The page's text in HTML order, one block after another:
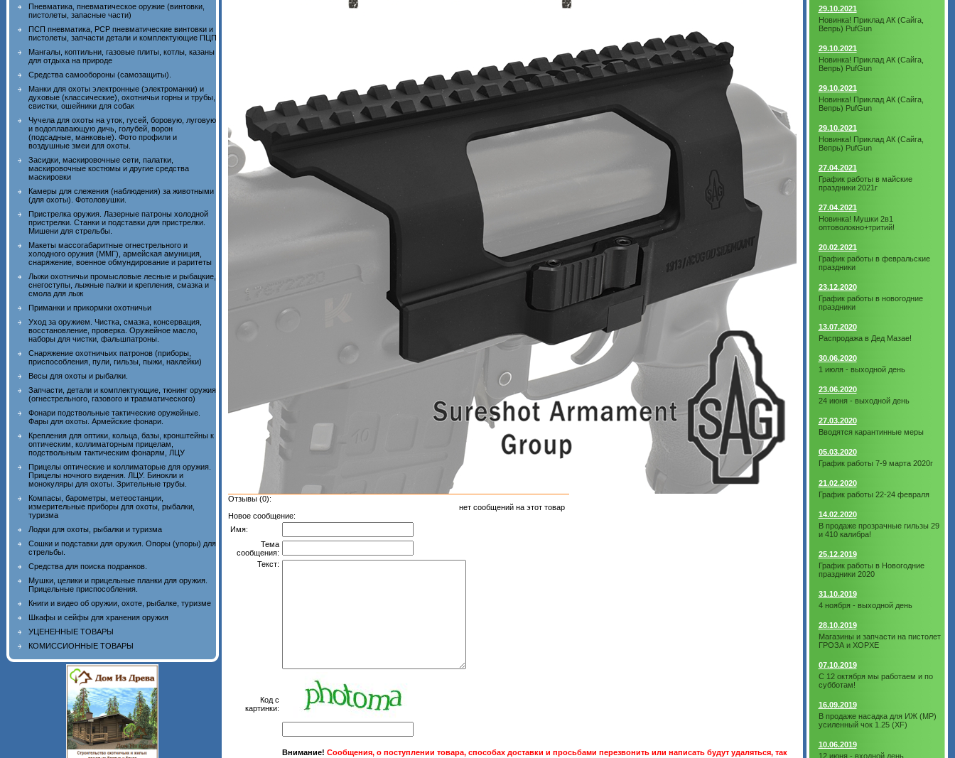
Пневматика, пневматическое оружие (винтовки,
пистолеты, запасные части)
ПСП пневматика, PCP пневматические винтовки и
пистолеты, запчасти детали и комплектующие ПЦП
Мангалы, коптильни, газовые плиты, котлы, казаны
для отдыха на природе
Средства самообороны (самозащиты).
Манки для охоты электронные (электроманки) и
духовые (классические), охотничьи горны и трубы,
свистки, ошейники для собак
Чучела для охоты на уток, гусей, боровую, луговую
и водоплавающую дичь, голубей, ворон
(подсадные, манковые). Фото профили и
воздушные змеи для охоты.
Засидки, маскировочные сети, палатки,
маскировочные костюмы и другие средства
маскировки
Камеры для слежения (наблюдения) за животными
(для охоты). Фотоловушки.
Пристрелка оружия. Лазерные патроны холодной
пристрелки. Станки и подставки для пристрелки.
Мишени для стрельбы.
Макеты массогабаритные огнестрельного и
холодного оружия (ММГ), армейская амуниция,
снаряжение, военное обмундирование и раритеты
Лыжи охотничьи промысловые лесные и рыбацкие,
снегоступы, лыжные палки и крепления, смазка и
смола для лыж
Приманки и прикормки охотничьи
Уход за оружием. Чистка, смазка, консервация,
восстановление, проверка. Оружейное масло,
наборы для чистки, фальшпатроны.
Снаряжение охотничьих патронов (приборы,
приспособления, пули, гильзы, пыжи, наклейки)
Весы для охоты и рыбалки.
Запчасти, детали и комплектующие, тюнинг оружия
(огнестрельного, газового и травматического)
Фонари подствольные тактические оружейные.
Фары для охоты. Армейские фонари.
Крепления для оптики, кольца, базы, кронштейны к
оптическим, коллиматорным прицелам,
подствольным тактическим фонарям, ЛЦУ
Прицелы оптические и коллиматорые для оружия.
Прицелы ночного видения. ЛЦУ. Бинокли и
монокуляры для охоты. Зрительные трубы.
Компасы, барометры, метеостанции,
измерительные приборы для охоты, рыбалки,
туризма
Лодки для охоты, рыбалки и туризма
Сошки и подставки для оружия. Опоры (упоры) для
стрельбы.
Средства для поиска подранков.
Мушки, целики и прицельные планки для оружия.
Прицельные приспособления.
Книги и видео об оружии, охоте, рыбалке, туризме
Шкафы и сейфы для хранения оружия
УЦЕНЕННЫЕ ТОВАРЫ
КОМИССИОННЫЕ ТОВАРЫ
Отзывы (0):
нет сообщений на этот товар
Новое сообщение:
Имя:
Тема
сообщения:
Текст:
Код с
картинки:
Внимание! Сообщения, о поступлении товара, способах доставки и просьбами перезвонить или написать будут удаляться, так
29.10.2021
Новинка! Приклад АК (Сайга,
Вепрь) PufGun
29.10.2021
Новинка! Приклад АК (Сайга,
Вепрь) PufGun
29.10.2021
Новинка! Приклад АК (Сайга,
Вепрь) PufGun
29.10.2021
Новинка! Приклад АК (Сайга,
Вепрь) PufGun
27.04.2021
График работы в майские
праздники 2021г
27.04.2021
Новинка! Мушки 2в1
оптоволокно+тритий!
20.02.2021
График работы в февральские
праздники
23.12.2020
График работы в новогодние
праздники
13.07.2020
Распродажа в Дед Мазае!
30.06.2020
1 июля - выходной день
23.06.2020
24 июня - выходной день
27.03.2020
Вводятся карантинные меры
05.03.2020
График работы 7-9 марта 2020г
21.02.2020
График работы 22-24 февраля
14.02.2020
В продаже прозрачные гильзы 29
и 410 калибра!
25.12.2019
График работы в Новогодние
праздники 2020
31.10.2019
4 ноября - выходной день
28.10.2019
Магазины и запчасти на пистолет
ГРОЗА и ХОРХЕ
07.10.2019
С 12 октября мы работаем и по
субботам!
16.09.2019
В продаже насадка для ИЖ (МР)
усиленный чок 1.25 (XF)
10.06.2019
12 июня - входной день